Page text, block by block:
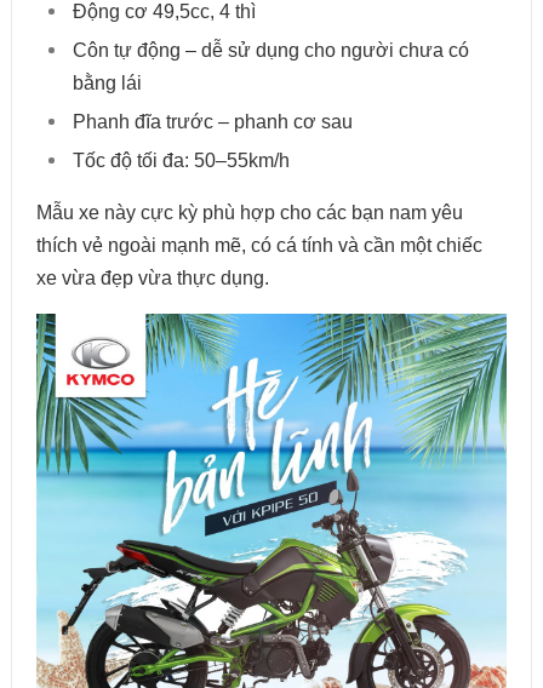
Động cơ 49,5cc, 4 thì
Côn tự động – dễ sử dụng cho người chưa có
bằng lái
Phanh đĩa trước – phanh cơ sau
Tốc độ tối đa: 50–55km/h
Mẫu xe này cực kỳ phù hợp cho các bạn nam yêu
thích vẻ ngoài mạnh mẽ, có cá tính và cần một chiếc
xe vừa đẹp vừa thực dụng.